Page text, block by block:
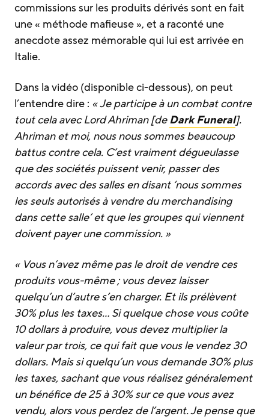
commissions sur les produits dérivés sont en fait
une « méthode mafieuse », et a raconté une
anecdote assez mémorable qui lui est arrivée en
Italie.
Dans la vidéo (disponible ci-dessous), on peut
l’entendre dire : « Je participe à un combat contre
tout cela avec Lord Ahriman [deDark Funeral].
Ahriman et moi, nous nous sommes beaucoup
battus contre cela. C’est vraiment dégueulasse
que des sociétés puissent venir, passer des
accords avec des salles en disant ‘nous sommes
les seuls autorisés à vendre du merchandising
dans cette salle’ et que les groupes qui viennent
doivent payer une commission. »
« Vous n’avez même pas le droit de vendre ces
produits vous-même ; vous devez laisser
quelqu’un d’autre s’en charger. Et ils prélèvent
30% plus les taxes… Si quelque chose vous coûte
10 dollars à produire, vous devez multiplier la
valeur par trois, ce qui fait que vous le vendez 30
dollars. Mais si quelqu’un vous demande 30% plus
les taxes, sachant que vous réalisez généralement
un bénéfice de 25 à 30% sur ce que vous avez
vendu, alors vous perdez de l’argent. Je pense que